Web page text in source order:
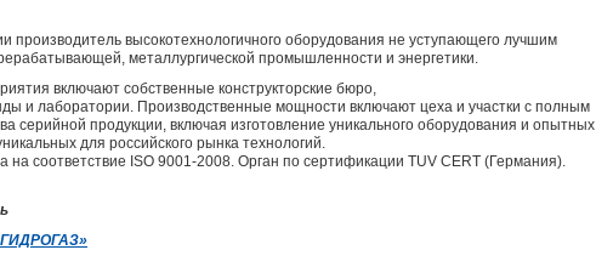
производитель высокотехнологичного оборудования не уступающего лучшим
металлургической промышленности и энергетики.
включают собственные конструкторские бюро,
и лаборатории. Производственные мощности включают цеха и участки с полным
серийной продукции, включая изготовление уникального оборудования и опытных
для российского рынка технологий.
соответствие ISO 9001-2008. Орган по сертификации TUV CERT (Германия).